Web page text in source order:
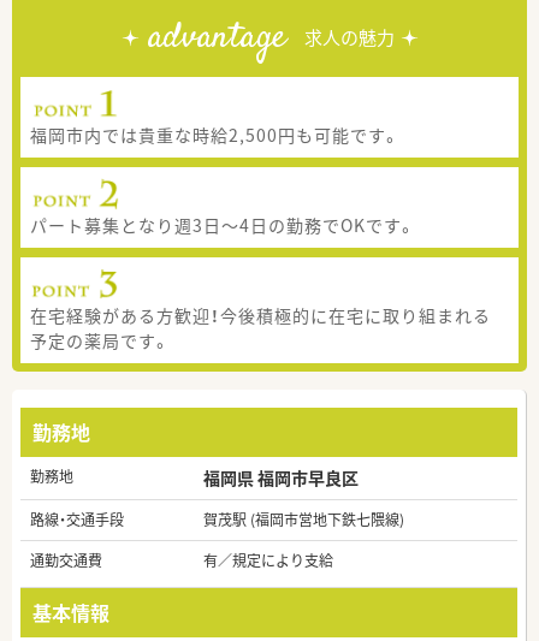
advantage 求人の魅力
福岡市内では貴重な時給2,500円も可能です。
パート募集となり週3日～4日の勤務でOKです。
在宅経験がある方歓迎！今後積極的に在宅に取り組まれる
予定の薬局です。
勤務地
勤務地 福岡県 福岡市早良区
路線・交通手段
賀茂駅 (福岡市営地下鉄七隈線)
通勤交通費
有／規定により支給
基本情報